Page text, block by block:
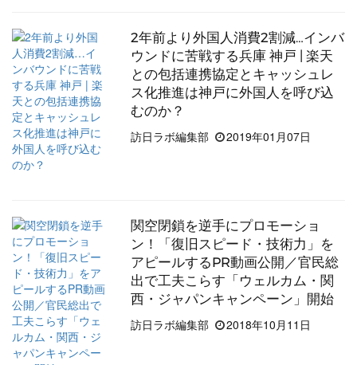
2年前より外国人消費2割減…インバ
ウンドに苦戦する兵庫 神戸 | 楽天
との包括連携協定とキャッシュレ
ス化推進は神戸に外国人を呼び込
むのか？
訪日ラボ編集部
2019年01月07日
関空閉鎖を逆手にプロモーショ
ン！「復旧スピード・技術力」を
アピールするPR動画公開／官民総
出で工夫こらす「ウェルカム・関
西・ジャパンキャンペーン」開始
訪日ラボ編集部
2018年10月11日